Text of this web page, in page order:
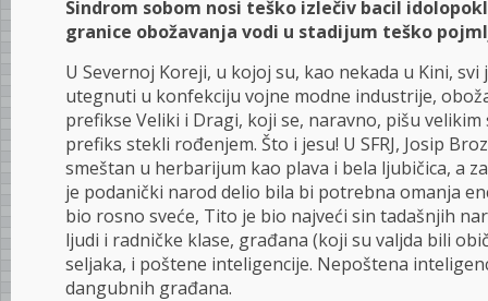
Sindrom sobom nosi teško izlečiv bacil
granice obožavanja vodi u stadijum teško
U Severnoj Koreji, u kojoj su, kao nekada u Kini,
utegnuti u konfekciju vojne modne industrije,
prefikse Veliki i Dragi, koji se, naravno, pišu velikim
prefiks stekli rođenjem. Što i jesu! U SFRJ, Josip
smeštan u herbarijum kao plava i bela ljubičica, a
je podanički narod delio bila bi potrebna omanja
bio rosno sveće, Tito je bio najveći sin tadašnjih
ljudi i radničke klase, građana (koji su valjda bili
seljaka, i poštene inteligencije. Nepoštena
dangubnih građana.